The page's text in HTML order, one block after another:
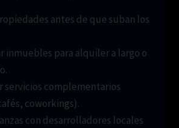
antes de que suban los
inmuebles para alquiler a largo o
servicios complementarios
coworkings).
con desarrolladores locales